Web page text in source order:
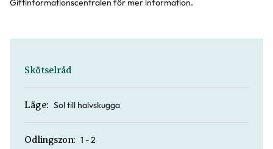
Giftinformationscentralen för mer information.
Skötselråd
Läge: Sol till halvskugga
Odlingszon: 1 - 2